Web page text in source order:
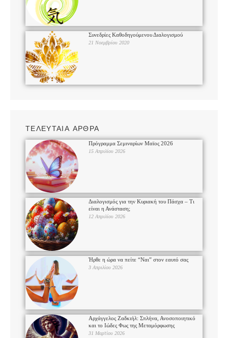
Συνεδρίες Καθοδηγούμενου Διαλογισμού
21 Νοεμβρίου 2020
ΤΕΛΕΥΤΑΙΑ ΑΡΘΡΑ
Πρόγραμμα Σεμιναρίων Μαϊος 2026
15 Απριλίου 2026
Διαλογισμός για την Κυριακή του Πάσχα – Τι
είναι η Ανάσταση;
12 Απριλίου 2026
Ήρθε η ώρα να πείτε “Ναι” στον εαυτό σας
3 Απριλίου 2026
Αρχάγγελος Ζαδκιήλ: Σπλήνα, Ανοσοποιητικό
και το Ιώδες Φως της Μεταμόρφωσης
31 Μαρτίου 2026